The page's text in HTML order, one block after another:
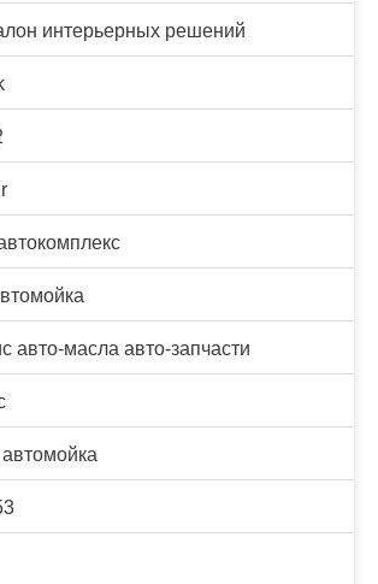
интерьерных решений
авто-масла авто-запчасти